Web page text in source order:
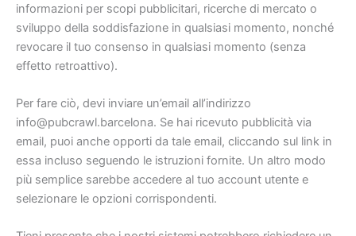
informazioni per scopi pubblicitari, ricerche di mercato o
sviluppo della soddisfazione in qualsiasi momento, nonché
revocare il tuo consenso in qualsiasi momento (senza
effetto retroattivo).
Per fare ciò, devi inviare un’email all’indirizzo
info@pubcrawl.barcelona. Se hai ricevuto pubblicità via
email, puoi anche opporti da tale email, cliccando sul link in
essa incluso seguendo le istruzioni fornite. Un altro modo
più semplice sarebbe accedere al tuo account utente e
selezionare le opzioni corrispondenti.